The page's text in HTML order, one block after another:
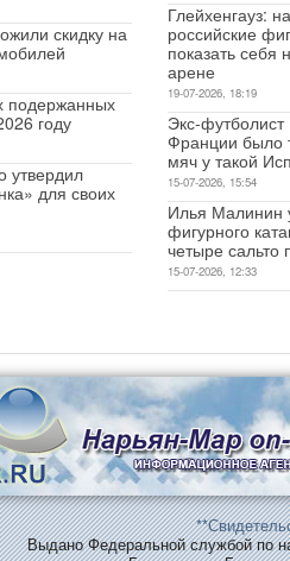
скидку на
подержанных
году
утвердил
для своих
Глейхенгауз:
российские
показать себя
арене
19-07-2026, 18:19
Экс-
Франции было
мяч у такой
15-07-2026, 15:54
Илья Малинин
фигурного
четыре сальто
15-07-2026, 12:33
Выдано Федеральной службой по